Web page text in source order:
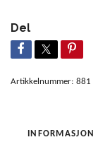
Del
Artikkelnummer: 881
INFORMASJON